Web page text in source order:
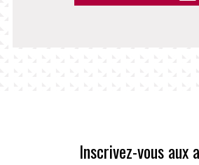
Inscrivez-vous aux